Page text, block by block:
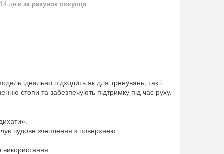
днів за рахунок покупця
ідеально підходить як для тренувань, так і
стопи та забезпечують підтримку під час руху.
чудове зчеплення з поверхнею.
використання.